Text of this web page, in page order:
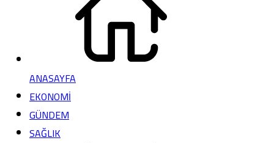
ANASAYFA
EKONOMİ
GÜNDEM
SAĞLIK